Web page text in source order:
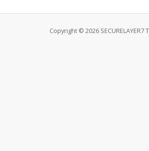
Copyright © 2026 SECURELAYER7